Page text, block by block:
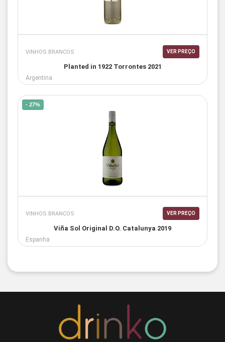
VINHOS BRANCOS VER PREÇO
Planted in 1922 Torrontes 2021
Argentina
- 27%
VINHOS BRANCOS VER PREÇO
Viña Sol Original D.O. Catalunya 2019
Espanha